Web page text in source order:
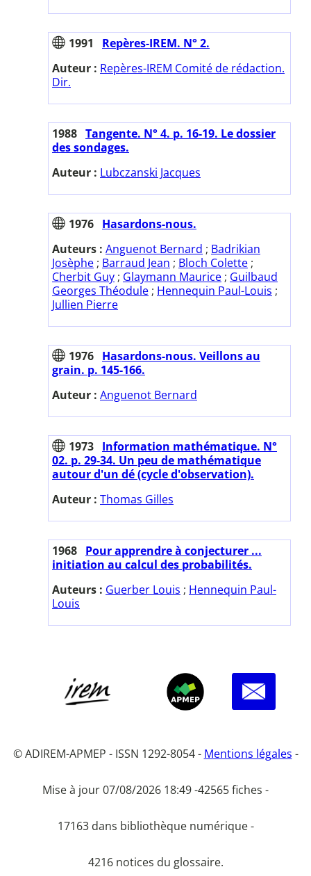
1991
Repères-IREM. N° 2.
Auteur : Repères-IREM Comité de rédaction.
Dir.
1988 Tangente. N° 4. p. 16-19. Le dossier
des sondages.
Auteur : Lubczanski Jacques
1976 Hasardons-nous.
Auteurs : Anguenot Bernard ; Badrikian
Josèphe ; Barraud Jean ; Bloch Colette ;
Cherbit Guy ; Glaymann Maurice ; Guilbaud
Georges Théodule ; Hennequin Paul-Louis ;
Jullien Pierre
1976 Hasardons-nous. Veillons au
grain. p. 145-166.
Auteur : Anguenot Bernard
1973 Information mathématique. N°
02. p. 29-34. Un peu de mathématique
autour d'un dé (cycle d'observation).
Auteur : Thomas Gilles
1968 Pour apprendre à conjecturer ...
initiation au calcul des probabilités.
Auteurs : Guerber Louis ; Hennequin Paul-
Louis
© ADIREM-APMEP - ISSN 1292-8054 - Mentions légales -
Mise à jour 07/08/2026 18:49 -42565 fiches -
17163 dans bibliothèque numérique -
4216 notices du glossaire.